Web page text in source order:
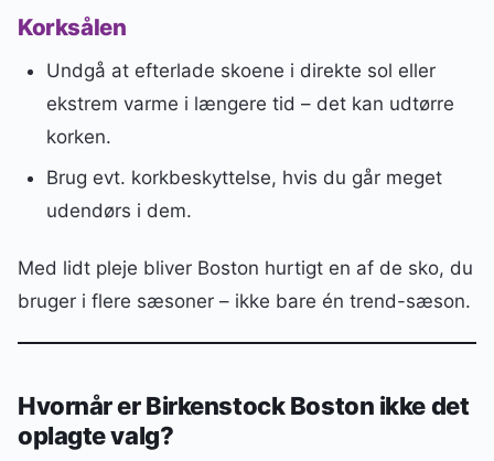
Korksålen
Undgå at efterlade skoene i direkte sol eller
ekstrem varme i længere tid – det kan udtørre
korken.
Brug evt. korkbeskyttelse, hvis du går meget
udendørs i dem.
Med lidt pleje bliver Boston hurtigt en af de sko, du
bruger i flere sæsoner – ikke bare én trend-sæson.
Hvornår er Birkenstock Boston ikke det
oplagte valg?